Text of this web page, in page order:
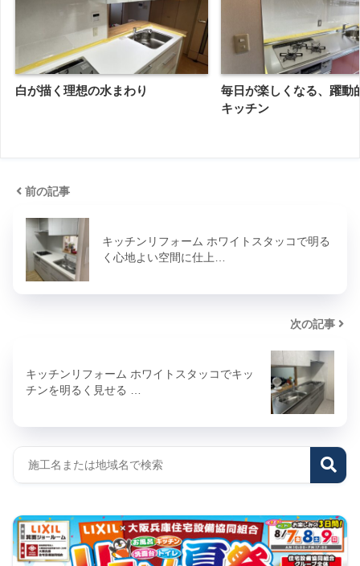
白が描く理想の水まわり
毎日が楽しくなる、躍動
キッチン
前の記事
キッチンリフォーム ホワイトスタッコで明る
く心地よい空間に仕上…
次の記事
キッチンリフォーム ホワイトスタッコでキッ
チンを明るく見せる …